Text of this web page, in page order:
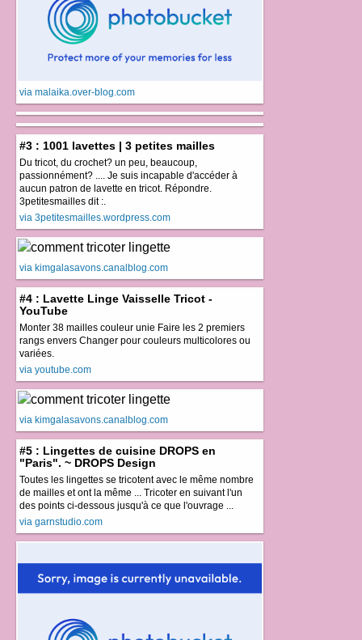
via malaika.over-blog.com
#3 : 1001 lavettes | 3 petites mailles
Du tricot, du crochet? un peu, beaucoup,
passionnément? .... Je suis incapable d'accéder à
aucun patron de lavette en tricot. Répondre.
3petitesmailles dit :.
via 3petitesmailles.wordpress.com
via kimgalasavons.canalblog.com
#4 : Lavette Linge Vaisselle Tricot -
YouTube
Monter 38 mailles couleur unie Faire les 2 premiers
rangs envers Changer pour couleurs multicolores ou
variées.
via youtube.com
via kimgalasavons.canalblog.com
#5 : Lingettes de cuisine DROPS en
"Paris". ~ DROPS Design
Toutes les lingettes se tricotent avec le même nombre
de mailles et ont la même ... Tricoter en suivant l'un
des points ci-dessous jusqu'à ce que l'ouvrage ...
via garnstudio.com